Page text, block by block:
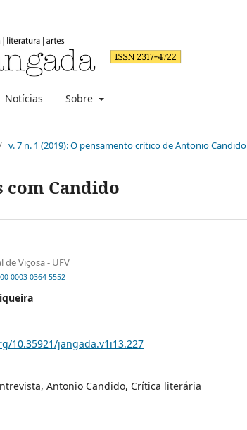
Notícias Sobre
v. 7 n. 1 (2019): O pensamento crítico de Antonio Candido
com Candido
de Viçosa - UFV
0003-0364-5552
10.35921/jangada.v1i13.227
Antonio Candido, Crítica literária